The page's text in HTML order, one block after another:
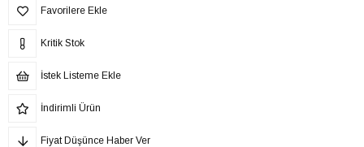
Favorilere Ekle
Kritik Stok
İstek Listeme Ekle
İndirimli Ürün
Fiyat Düşünce Haber Ver